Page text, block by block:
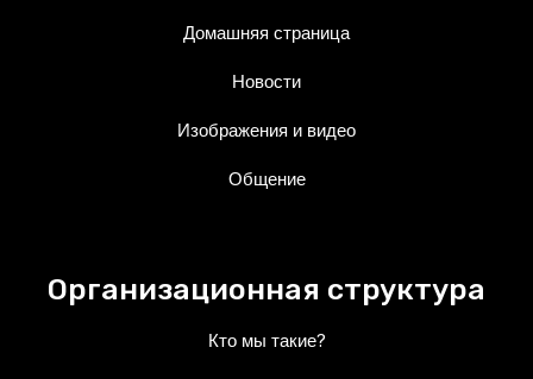
Домашняя страница
Новости
Изображения и видео
Общение
Организационная структура
Кто мы такие?